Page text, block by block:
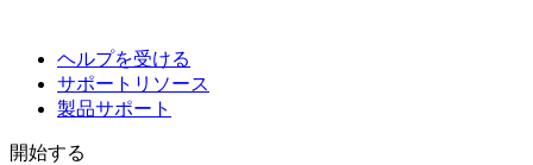
ヘルプを受ける
サポートリソース
製品サポート
開始する